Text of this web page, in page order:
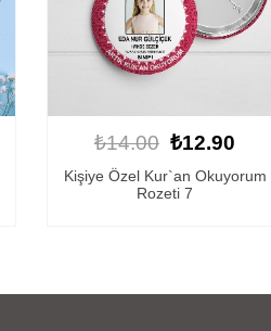
₺14.00 ₺12.90
Kişiye Özel Kur`an Okuyorum
Rozeti 2